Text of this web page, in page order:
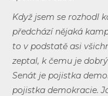
Když jsem se rozhodl
předchází nějaká
to v podstatě asi
zeptal, k čemu je
Senát je pojistka
pojistka demokracie.